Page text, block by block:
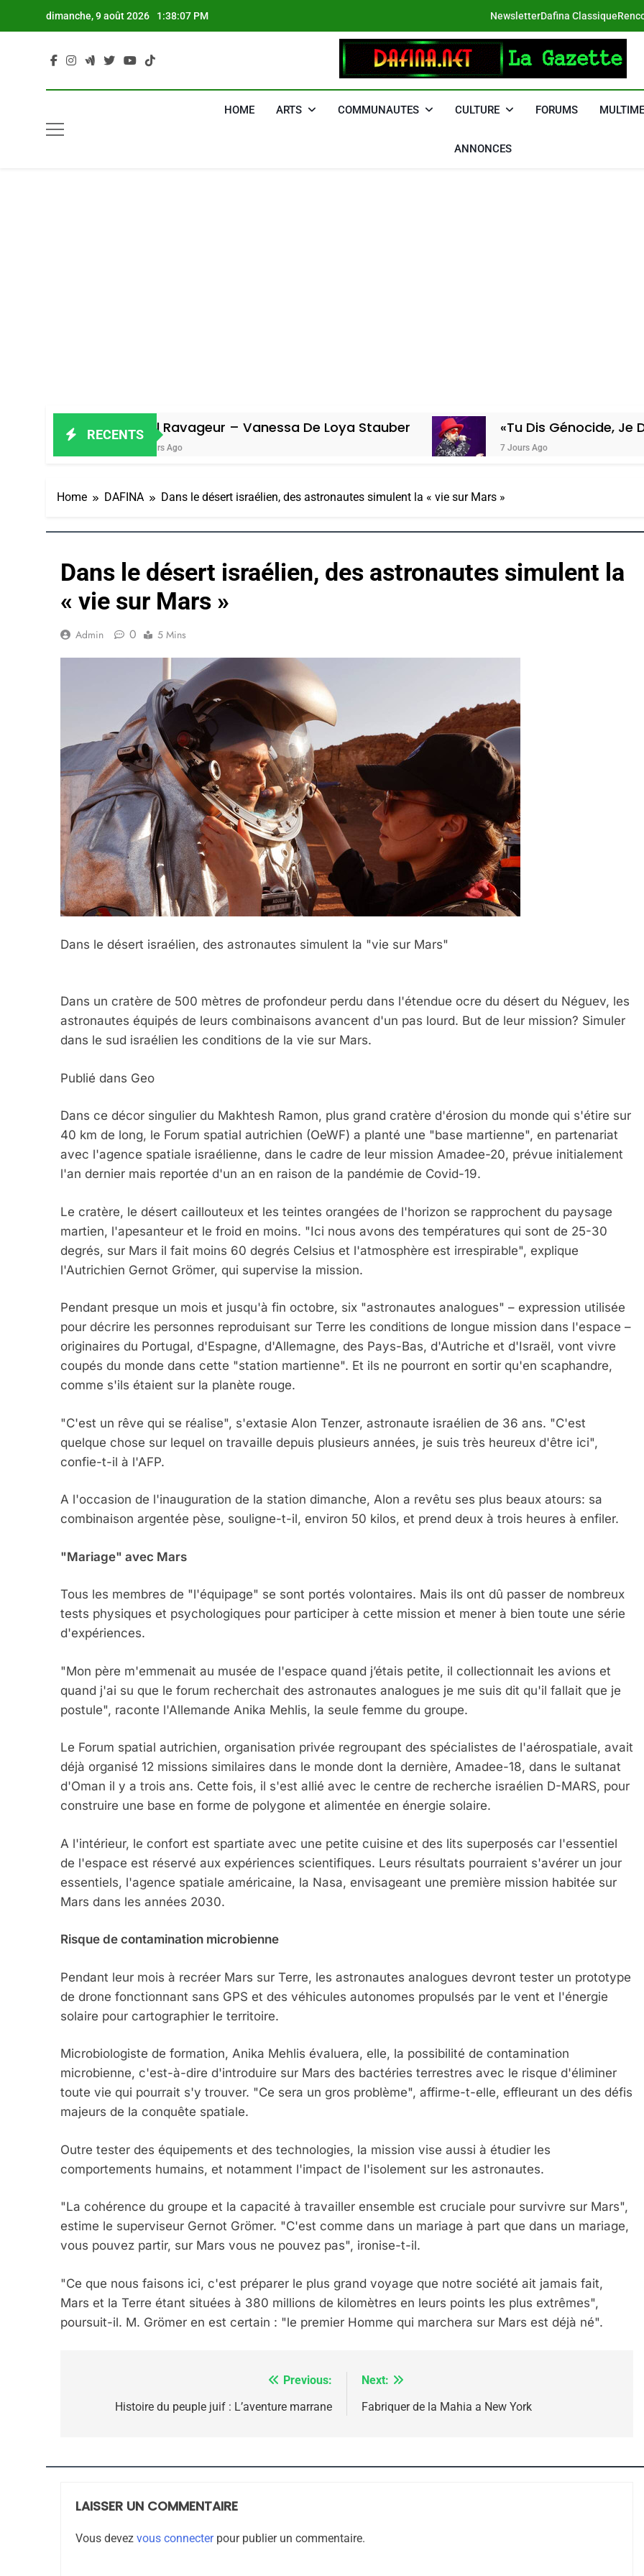
dimanche, 9 août 2026 1:38:08 PM NewsletterDafina Classique
DAFINA
HOME ARTS COMMUNAUTES CULTURE FORUMS
ANNONCES
RECENTS
Oeil Ravageur – Vanessa De Loya Stauber «Tu Dis Génocide, Je Dis Guerre»:
7 Jours Ago
Home DAFINA Dans le désert israélien, des astronautes simulent la « vie sur Mars »
Dans le désert israélien, des astronautes simulent la
« vie sur Mars »
Admin 0 5 Mins
Dans le désert israélien, des astronautes simulent la "vie sur Mars"
Dans un cratère de 500 mètres de profondeur perdu dans l'étendue ocre du désert du Néguev, les
astronautes équipés de leurs combinaisons avancent d'un pas lourd. But de leur mission? Simuler
dans le sud israélien les conditions de la vie sur Mars.
Publié dans Geo
Dans ce décor singulier du Makhtesh Ramon, plus grand cratère d'érosion du monde qui s'étire sur
40 km de long, le Forum spatial autrichien (OeWF) a planté une "base martienne", en partenariat
avec l'agence spatiale israélienne, dans le cadre de leur mission Amadee-20, prévue initialement
l'an dernier mais reportée d'un an en raison de la pandémie de Covid-19.
Le cratère, le désert caillouteux et les teintes orangées de l'horizon se rapprochent du paysage
martien, l'apesanteur et le froid en moins. "Ici nous avons des températures qui sont de 25-30
degrés, sur Mars il fait moins 60 degrés Celsius et l'atmosphère est irrespirable", explique
l'Autrichien Gernot Grömer, qui supervise la mission.
Pendant presque un mois et jusqu'à fin octobre, six "astronautes analogues" – expression utilisée
pour décrire les personnes reproduisant sur Terre les conditions de longue mission dans l'espace –
originaires du Portugal, d'Espagne, d'Allemagne, des Pays-Bas, d'Autriche et d'Israël, vont vivre
coupés du monde dans cette "station martienne". Et ils ne pourront en sortir qu'en scaphandre,
comme s'ils étaient sur la planète rouge.
"C'est un rêve qui se réalise", s'extasie Alon Tenzer, astronaute israélien de 36 ans. "C'est
quelque chose sur lequel on travaille depuis plusieurs années, je suis très heureux d'être ici",
confie-t-il à l'AFP.
A l'occasion de l'inauguration de la station dimanche, Alon a revêtu ses plus beaux atours: sa
combinaison argentée pèse, souligne-t-il, environ 50 kilos, et prend deux à trois heures à enfiler.
"Mariage" avec Mars
Tous les membres de "l'équipage" se sont portés volontaires. Mais ils ont dû passer de nombreux
tests physiques et psychologiques pour participer à cette mission et mener à bien toute une série
d'expériences.
"Mon père m'emmenait au musée de l'espace quand j’étais petite, il collectionnait les avions et
quand j'ai su que le forum recherchait des astronautes analogues je me suis dit qu'il fallait que je
postule", raconte l'Allemande Anika Mehlis, la seule femme du groupe.
Le Forum spatial autrichien, organisation privée regroupant des spécialistes de l'aérospatiale, avait
déjà organisé 12 missions similaires dans le monde dont la dernière, Amadee-18, dans le sultanat
d'Oman il y a trois ans. Cette fois, il s'est allié avec le centre de recherche israélien D-MARS, pour
construire une base en forme de polygone et alimentée en énergie solaire.
A l'intérieur, le confort est spartiate avec une petite cuisine et des lits superposés car l'essentiel
de l'espace est réservé aux expériences scientifiques. Leurs résultats pourraient s'avérer un jour
essentiels, l'agence spatiale américaine, la Nasa, envisageant une première mission habitée sur
Mars dans les années 2030.
Risque de contamination microbienne
Pendant leur mois à recréer Mars sur Terre, les astronautes analogues devront tester un prototype
de drone fonctionnant sans GPS et des véhicules autonomes propulsés par le vent et l'énergie
solaire pour cartographier le territoire.
Microbiologiste de formation, Anika Mehlis évaluera, elle, la possibilité de contamination
microbienne, c'est-à-dire d'introduire sur Mars des bactéries terrestres avec le risque d'éliminer
toute vie qui pourrait s'y trouver. "Ce sera un gros problème", affirme-t-elle, effleurant un des défis
majeurs de la conquête spatiale.
Outre tester des équipements et des technologies, la mission vise aussi à étudier les
comportements humains, et notamment l'impact de l'isolement sur les astronautes.
"La cohérence du groupe et la capacité à travailler ensemble est cruciale pour survivre sur Mars",
estime le superviseur Gernot Grömer. "C'est comme dans un mariage à part que dans un mariage,
vous pouvez partir, sur Mars vous ne pouvez pas", ironise-t-il.
"Ce que nous faisons ici, c'est préparer le plus grand voyage que notre société ait jamais fait,
Mars et la Terre étant situées à 380 millions de kilomètres en leurs points les plus extrêmes",
poursuit-il. M. Grömer en est certain : "le premier Homme qui marchera sur Mars est déjà né".
Previous:
Histoire du peuple juif : L’aventure marrane
Next:
Fabriquer de la Mahia a New York
LAISSER UN COMMENTAIRE
Vous devez vous connecterpour publier un commentaire.
5
2025, L’année La Plus Meurtrière Selon Le Rapport D’ADL Contre
FRANCE
FIÈRE, DIGNE ET RÉSILIENTE : POURQUOI JE REVENDIQUE MA JUDAÏTE Par
ISRAÉL JUDAISME
CE QUI NOUS MANQUE – Jacques Hadida
JUDAISME
Maroc : Les Amandes De Tafraout, Le Miel De Tadla Azilal Consacrés